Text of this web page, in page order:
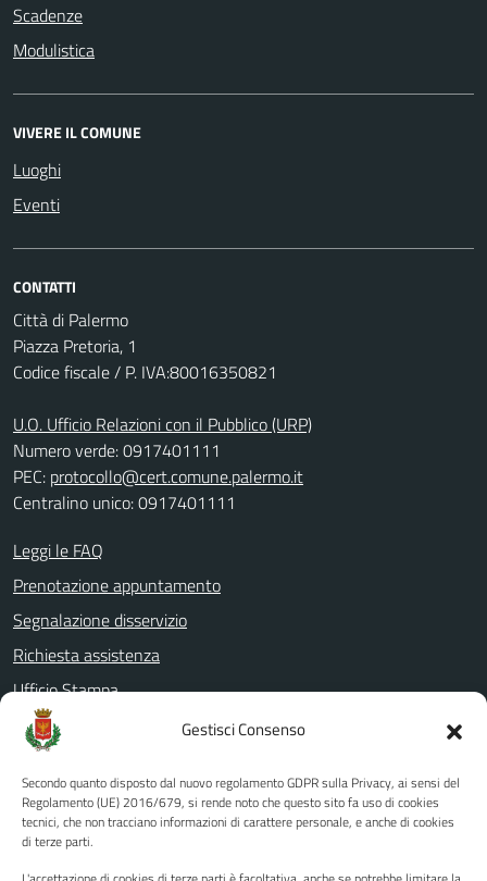
Gestisci Consenso
Secondo quanto disposto dal nuovo regolamento GDPR sulla Privacy, ai sensi del
Regolamento (UE) 2016/679, si rende noto che questo sito fa uso di cookies
tecnici, che non tracciano informazioni di carattere personale, e anche di cookies
di terze parti.
Scadenze
Modulistica
VIVERE IL COMUNE
Luoghi
Eventi
CONTATTI
Città di Palermo
Piazza Pretoria, 1
Codice fiscale / P. IVA:80016350821
U.O. Ufficio Relazioni con il Pubblico (URP)
Numero verde: 0917401111
PEC: protocollo@cert.comune.palermo.it
Centralino unico: 0917401111
Leggi le FAQ
Prenotazione appuntamento
Segnalazione disservizio
Richiesta assistenza
Ufficio Stampa
Amministrazione Trasparente
Albo pretorio
Informativa privacy
Note legali